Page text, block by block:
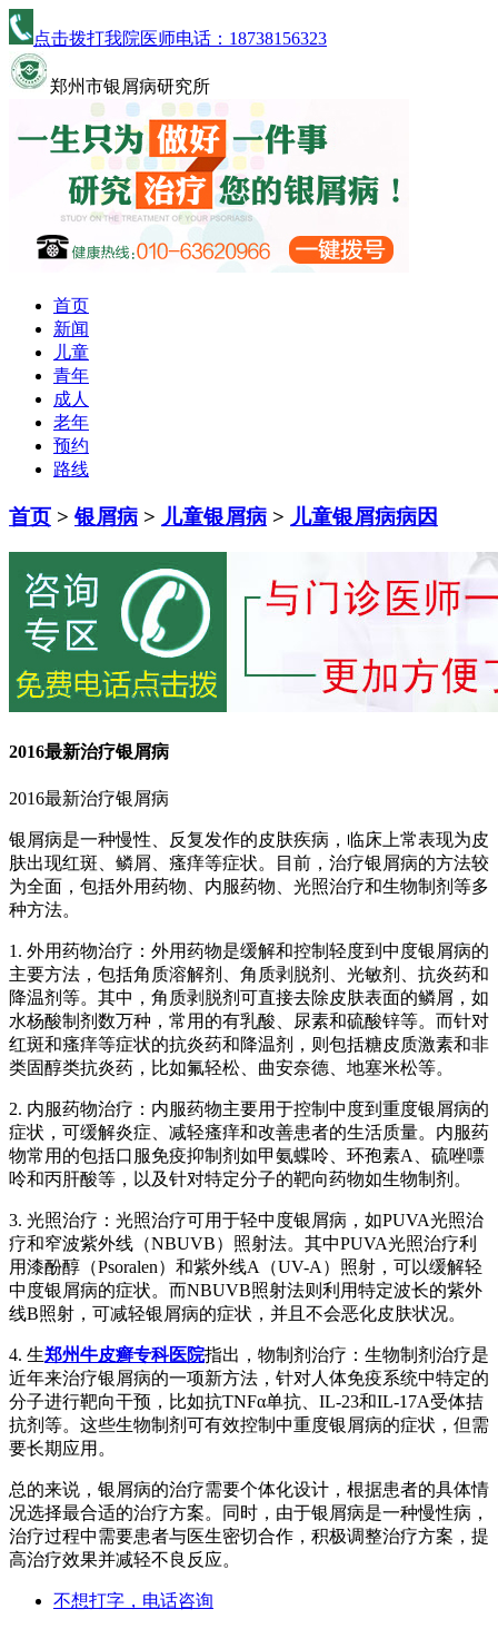
点击拨打我院医师电话： 18738156323
郑州市银屑病研究所
首页
新闻
儿童
青年
成人
老年
预约
路线
首页 >银屑病 > 儿童银屑病 > 儿童银屑病病因
2016最新治疗银屑病
2016最新治疗银屑病
银屑病是一种慢性、反复发作的皮肤疾病，临床上常表现为皮
肤出现红斑、鳞屑、瘙痒等症状。目前，治疗银屑病的方法较
为全面，包括外用药物、内服药物、光照治疗和生物制剂等多
种方法。
1. 外用药物治疗：外用药物是缓解和控制轻度到中度银屑病的
主要方法，包括角质溶解剂、角质剥脱剂、光敏剂、抗炎药和
降温剂等。其中，角质剥脱剂可直接去除皮肤表面的鳞屑，如
水杨酸制剂数万种，常用的有乳酸、尿素和硫酸锌等。而针对
红斑和瘙痒等症状的抗炎药和降温剂，则包括糖皮质激素和非
类固醇类抗炎药，比如氟轻松、曲安奈德、地塞米松等。
2. 内服药物治疗：内服药物主要用于控制中度到重度银屑病的
症状，可缓解炎症、减轻瘙痒和改善患者的生活质量。内服药
物常用的包括口服免疫抑制剂如甲氨蝶呤、环孢素A、硫唑嘌
呤和丙肝酸等，以及针对特定分子的靶向药物如生物制剂。
3. 光照治疗：光照治疗可用于轻中度银屑病，如PUVA光照治
疗和窄波紫外线（NBUVB）照射法。其中PUVA光照治疗利
用漆酚醇（Psoralen）和紫外线A（UV-A）照射，可以缓解轻
中度银屑病的症状。而NBUVB照射法则利用特定波长的紫外
线B照射，可减轻银屑病的症状，并且不会恶化皮肤状况。
4. 生郑州牛皮癣专科医院指出，物制剂治疗：生物制剂治疗是
近年来治疗银屑病的一项新方法，针对人体免疫系统中特定的
分子进行靶向干预，比如抗TNFα单抗、IL-23和IL-17A受体拮
抗剂等。这些生物制剂可有效控制中重度银屑病的症状，但需
要长期应用。
总的来说，银屑病的治疗需要个体化设计，根据患者的具体情
况选择最合适的治疗方案。同时，由于银屑病是一种慢性病，
治疗过程中需要患者与医生密切合作，积极调整治疗方案，提
高治疗效果并减轻不良反应。
不想打字，电话咨询